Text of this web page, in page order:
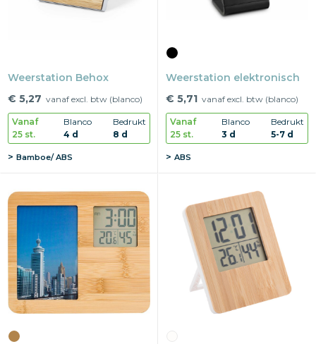
Weerstation Behox
€ 5,27 vanaf excl. btw (blanco)
Vanaf
25 st.
Blanco
4 d
Bedrukt
8 d
Bamboe/ ABS
Weerstation elektronisch
€ 5,71 vanaf excl. btw (blanco)
Vanaf
25 st.
Blanco
3 d
Bedrukt
5-7 d
ABS